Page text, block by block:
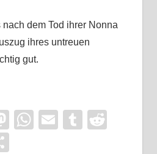
dem Tod ihrer Nonna
ihres untreuen
gut.
Mastodon
WhatsApp
EmailTumblr